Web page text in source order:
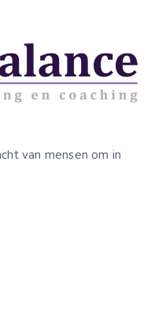
van mensen om in